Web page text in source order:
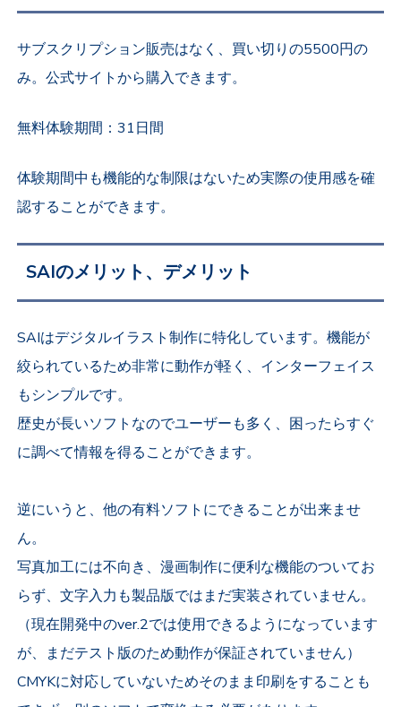
サブスクリプション販売はなく、買い切りの5500円の
み。公式サイトから購入できます。
無料体験期間：31日間
体験期間中も機能的な制限はないため実際の使用感を確
認することができます。
SAIのメリット、デメリット
SAIはデジタルイラスト制作に特化しています。機能が
絞られているため非常に動作が軽く、インターフェイス
もシンプルです。
歴史が長いソフトなのでユーザーも多く、困ったらすぐ
に調べて情報を得ることができます。
逆にいうと、他の有料ソフトにできることが出来ませ
ん。
写真加工には不向き、漫画制作に便利な機能のついてお
らず、文字入力も製品版ではまだ実装されていません。
（現在開発中のver.2では使用できるようになっています
が、まだテスト版のため動作が保証されていません）
CMYKに対応していないためそのまま印刷をすることも